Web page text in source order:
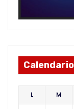
Calendario
L M